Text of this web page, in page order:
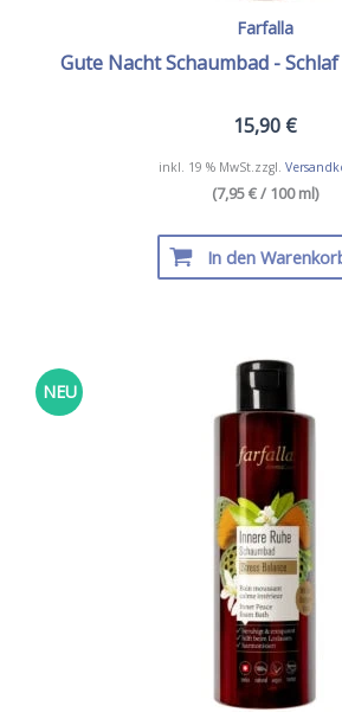
Farfalla
Gute Nacht Schaumbad -
15,90 €
inkl. 19 % MwSt. zzgl.
(7,95 € / 100 ml)
In den
NEU